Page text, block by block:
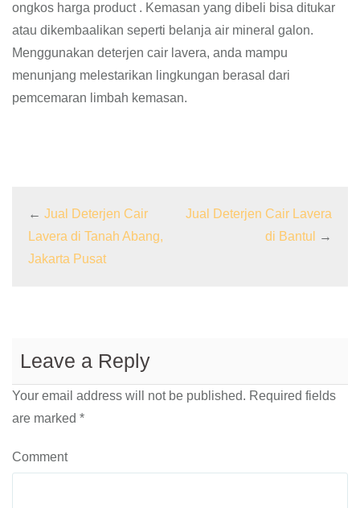
ongkos harga product . Kemasan yang dibeli bisa ditukar
atau dikembaalikan seperti belanja air mineral galon.
Menggunakan deterjen cair lavera, anda mampu
menunjang melestarikan lingkungan berasal dari
pemcemaran limbah kemasan.
← Jual Deterjen Cair
Lavera di Tanah Abang,
Jakarta Pusat
Jual Deterjen Cair Lavera
di Bantul
→
Leave a Reply
Your email address will not be published. Required fields
are marked *
Comment